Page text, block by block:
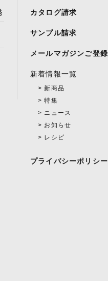
カタログ請求
サンプル請求
メールマガジンご登録
新着情報一覧
新商品
特集
ニュース
お知らせ
レシピ
プライバシーポリシー